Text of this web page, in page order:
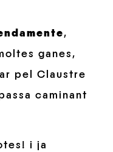
,
ganes,
pel Claustre
caminant
i ja